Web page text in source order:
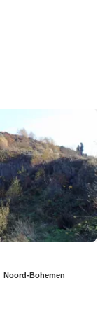
Noord-Bohemen